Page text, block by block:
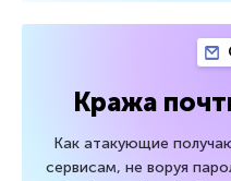
Кража
Как атакующие
сервисам, не воруя